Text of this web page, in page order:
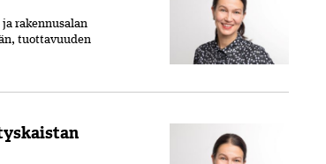
rakennus­alan
tuottavuuden